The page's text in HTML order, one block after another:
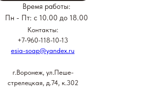
Контакты:
+7-960-118-10-13
esia-soap@yandex.ru
г.Воронеж, ул.Пеше-
стрелецкая, д.74, к.302
Время работы:
Пн - Пт: с 10.00 до 18.00